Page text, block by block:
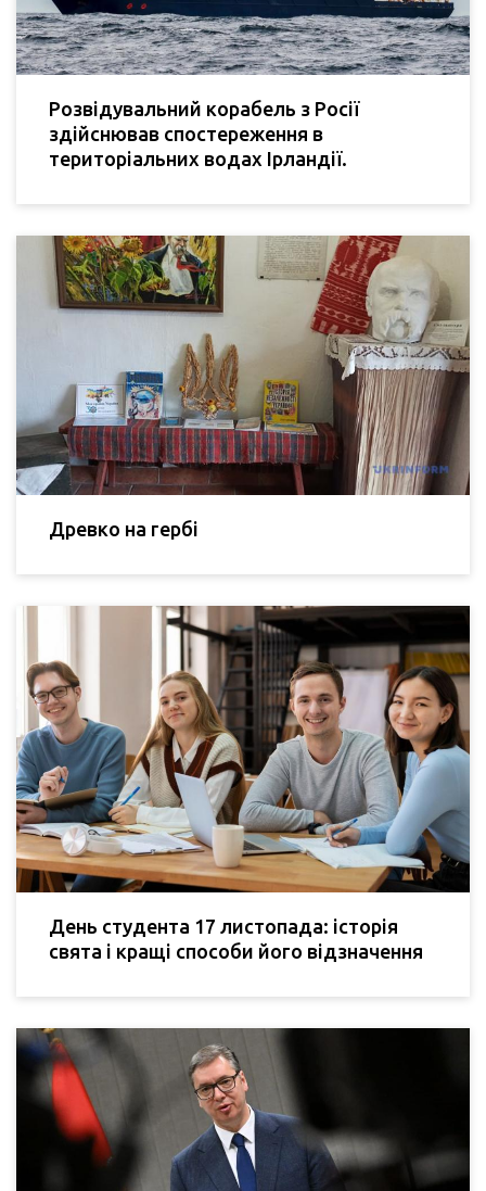
Розвідувальний корабель з Росії
здійснював спостереження в
територіальних водах Ірландії.
Древко на гербі
День студента 17 листопада: історія
свята і кращі способи його відзначення